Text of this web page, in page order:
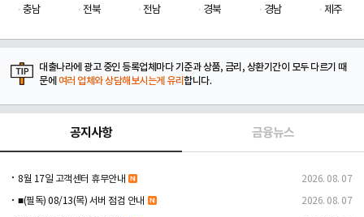
충남
전북 전남 경북 경남 제주
대출나라에 광고 중인 등록업체마다 기준과 상품, 금리, 상환기간이 모두 다르기 때
문에 여러 업체와 상담해보시는게 유리합니다.
공지사항 금융뉴스
8월 17일 고객센터 휴무안내 2026. 08. 07
■(필독) 08/13(목) 서버 점검 안내 2026. 08. 07